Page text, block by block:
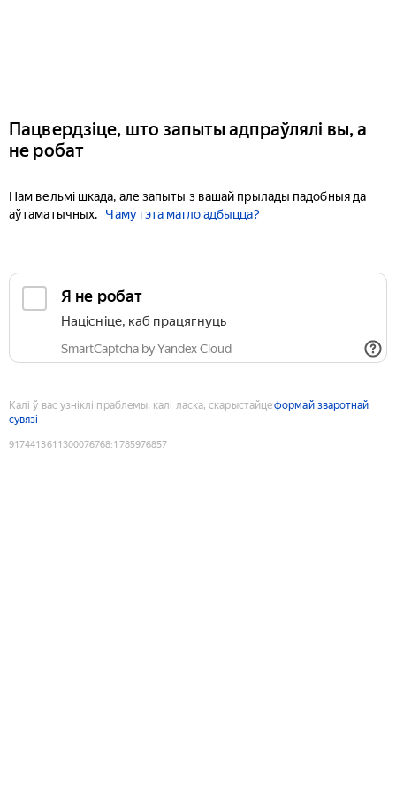
Пацвердзіце, што запыты адпраўлялі вы, а
не робат
Нам вельмі шкада, але запыты з вашай прылады падобныя да
аўтаматычных.
Чаму гэта магло адбыцца?
Я не робат
Націсніце, каб працягнуць
SmartCaptcha by Yandex Cloud
Калі ў вас узніклі праблемы, калі ласка, скарыстайцеформай зваротнай
сувязі
9174413611300076768:1785976857